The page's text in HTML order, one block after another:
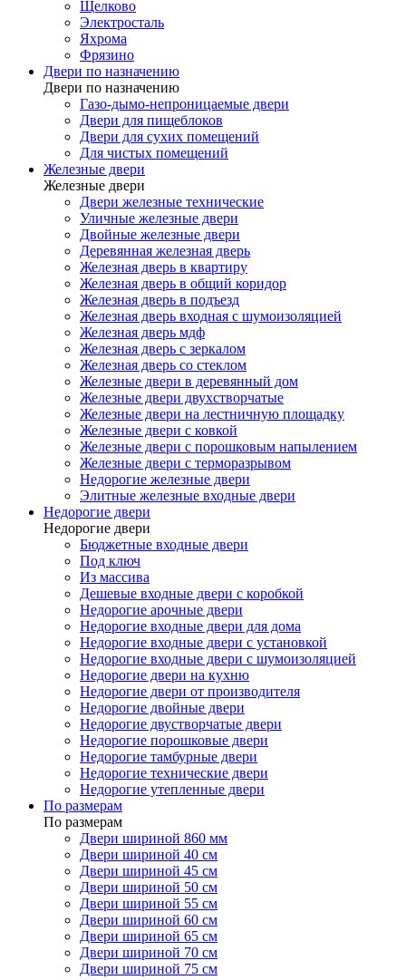
Щелково
Электросталь
Яхрома
Фрязино
Двери по назначению
Двери по назначению
Газо-дымо-непроницаемые двери
Двери для пищеблоков
Двери для сухих помещений
Для чистых помещений
Железные двери
Железные двери
Двери железные технические
Уличные железные двери
Двойные железные двери
Деревянная железная дверь
Железная дверь в квартиру
Железная дверь в общий коридор
Железная дверь в подъезд
Железная дверь входная с шумоизоляцией
Железная дверь мдф
Железная дверь с зеркалом
Железная дверь со стеклом
Железные двери в деревянный дом
Железные двери двухстворчатые
Железные двери на лестничную площадку
Железные двери с ковкой
Железные двери с порошковым напылением
Железные двери с терморазрывом
Недорогие железные двери
Элитные железные входные двери
Недорогие двери
Недорогие двери
Бюджетные входные двери
Под ключ
Из массива
Дешевые входные двери с коробкой
Недорогие арочные двери
Недорогие входные двери для дома
Недорогие входные двери с установкой
Недорогие входные двери с шумоизоляцией
Недорогие двери на кухню
Недорогие двери от производителя
Недорогие двойные двери
Недорогие двустворчатые двери
Недорогие порошковые двери
Недорогие тамбурные двери
Недорогие технические двери
Недорогие утепленные двери
По размерам
По размерам
Двери шириной 860 мм
Двери шириной 40 см
Двери шириной 45 см
Двери шириной 50 см
Двери шириной 55 см
Двери шириной 60 см
Двери шириной 65 см
Двери шириной 70 см
Двери шириной 75 см